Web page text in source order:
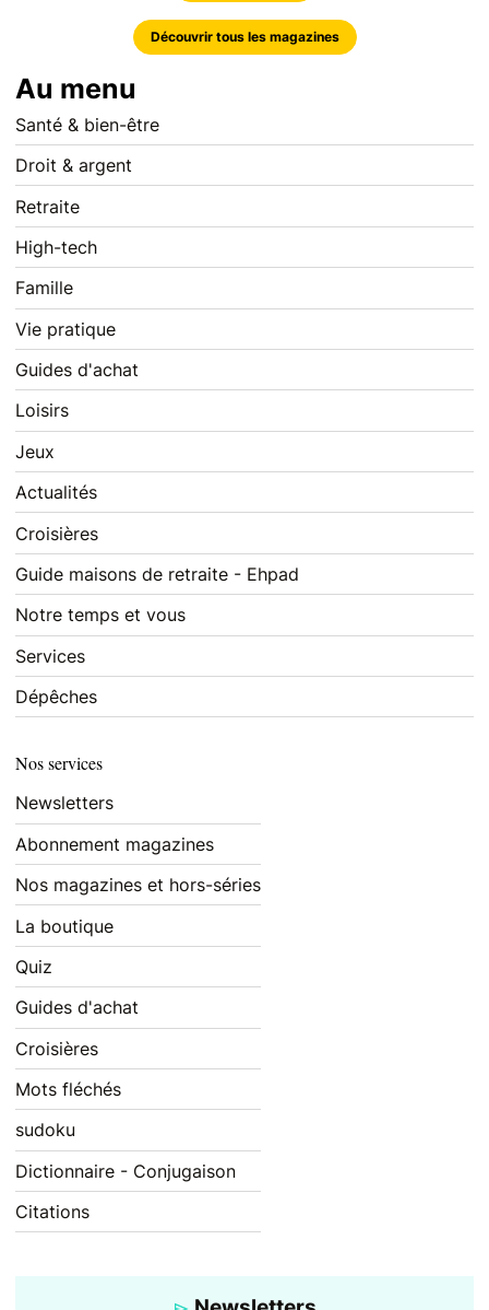
Découvrir tous les magazines
Au menu
Santé & bien-être
Droit & argent
Retraite
High-tech
Famille
Vie pratique
Guides d'achat
Loisirs
Jeux
Actualités
Croisières
Guide maisons de retraite - Ehpad
Notre temps et vous
Services
Dépêches
Nos services
Newsletters
Abonnement magazines
Nos magazines et hors-séries
La boutique
Quiz
Guides d'achat
Croisières
Mots fléchés
sudoku
Dictionnaire - Conjugaison
Citations